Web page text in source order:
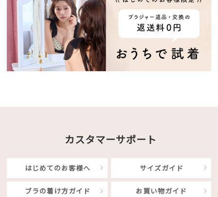
カスタマーサポート
はじめてのお客様へ サイズガイド
ブラの着け方ガイド お買い物ガイド